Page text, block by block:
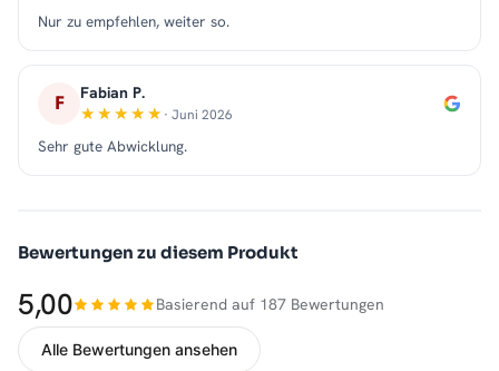
Nur zu empfehlen, weiter so.
F Fabian P.
· Juni 2026
Sehr gute Abwicklung.
Bewertungen zu diesem Produkt
5,00 Basierend auf 187 Bewertungen
Alle Bewertungen ansehen